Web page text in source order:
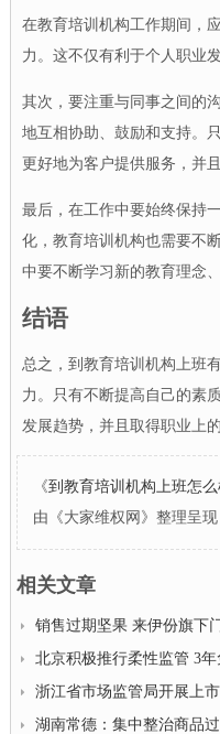
在教育培训机构工作期间，
力。这不仅有利于个人职业
其次，要注重与同事之间的
地互相协助、鼓励和支持。
更好地为客户提供服务，并
最后，在工作中要始终保持
化，教育培训机构也需要不
中要不断学习新的教育理念
结语
总之，到教育培训机构上班
力。只有不断提高自己的素
发展趋势，并且取得职业上的
《到教育培训机构上班怎
由《大家维权网》整理呈
相关文章
销售过期坚果 来伊份旗下
北京积极推行柔性监管 3
浙江省市场监管局开展上
湖南常德：集中整治商品